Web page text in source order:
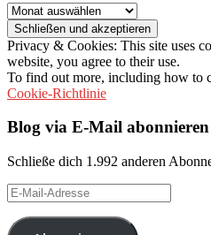
Archiv
Privacy & Cookies: This site uses
website, you agree to their use.
To find out more, including how to
Cookie-Richtlinie
Blog via E-Mail abonnieren
Schließe dich 1.992 anderen
E-
Mail-
Adresse